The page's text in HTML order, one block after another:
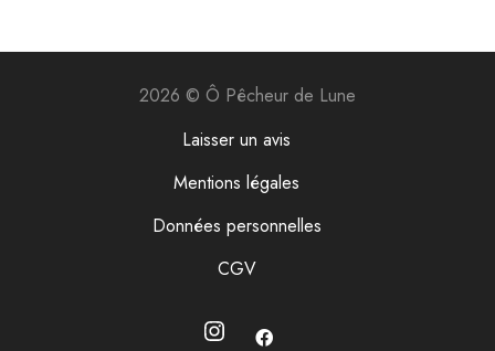
2026 © Ô Pêcheur de Lune
Laisser un avis
Mentions légales
Données personnelles
CGV
InstagramInstagram